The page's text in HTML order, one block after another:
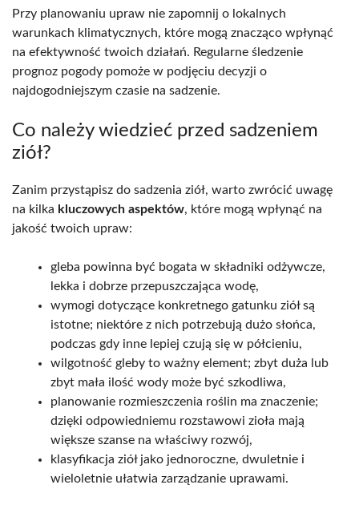
Przy planowaniu upraw nie zapomnij o lokalnych
warunkach klimatycznych, które mogą znacząco wpłynąć
na efektywność twoich działań. Regularne śledzenie
prognoz pogody pomoże w podjęciu decyzji o
najdogodniejszym czasie na sadzenie.
Co należy wiedzieć przed sadzeniem
ziół?
Zanim przystąpisz do sadzenia ziół, warto zwrócić uwagę
na kilka kluczowych aspektów, które mogą wpłynąć na
jakość twoich upraw:
gleba powinna być bogata w składniki odżywcze,
lekka i dobrze przepuszczająca wodę,
wymogi dotyczące konkretnego gatunku ziół są
istotne; niektóre z nich potrzebują dużo słońca,
podczas gdy inne lepiej czują się w półcieniu,
wilgotność gleby to ważny element; zbyt duża lub
zbyt mała ilość wody może być szkodliwa,
planowanie rozmieszczenia roślin ma znaczenie;
dzięki odpowiedniemu rozstawowi zioła mają
większe szanse na właściwy rozwój,
klasyfikacja ziół jako jednoroczne, dwuletnie i
wieloletnie ułatwia zarządzanie uprawami.